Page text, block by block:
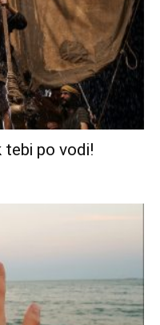
po vodi!